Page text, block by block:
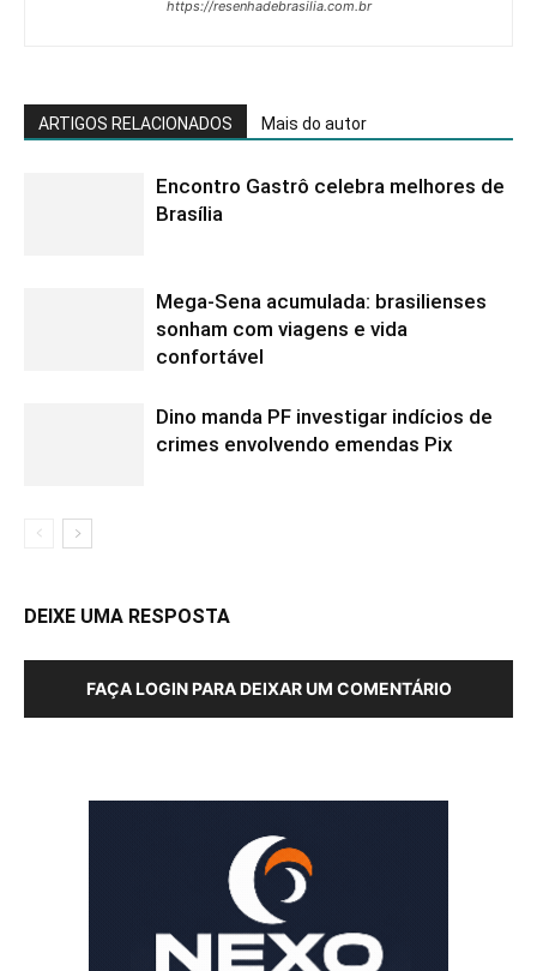
https://resenhadebrasilia.com.br
ARTIGOS RELACIONADOS Mais do autor
Encontro Gastrô celebra melhores de
Brasília
Mega-Sena acumulada: brasilienses
sonham com viagens e vida
confortável
Dino manda PF investigar indícios de
crimes envolvendo emendas Pix
DEIXE UMA RESPOSTA
FAÇA LOGIN PARA DEIXAR UM COMENTÁRIO